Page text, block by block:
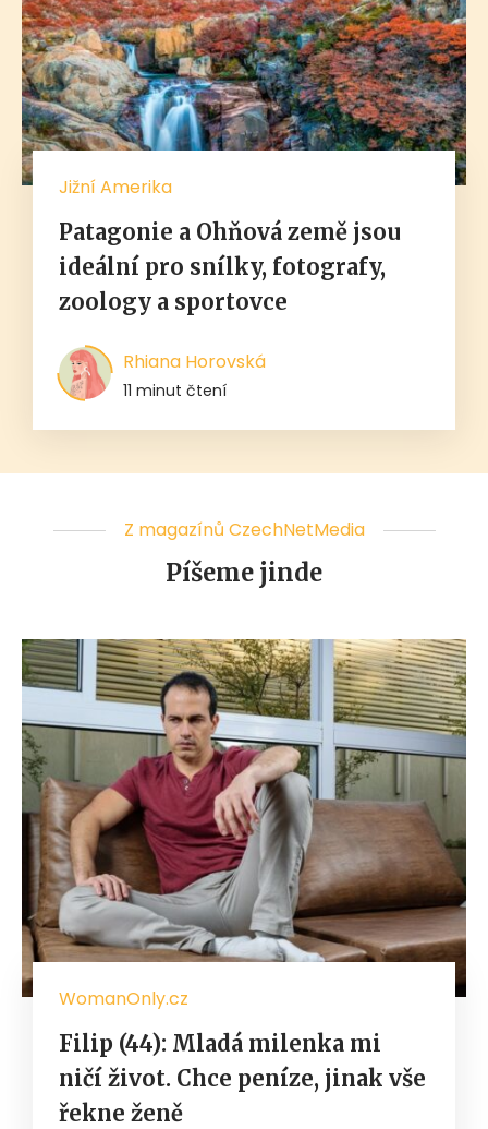
Jižní Amerika
Patagonie a Ohňová země jsou
ideální pro snílky, fotografy,
zoology a sportovce
Rhiana Horovská
11 minut čtení
Z magazínů CzechNetMedia
Píšeme jinde
WomanOnly.cz
Filip (44): Mladá milenka mi
ničí život. Chce peníze, jinak vše
řekne ženě